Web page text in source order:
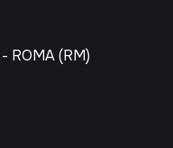
ROMA (RM)